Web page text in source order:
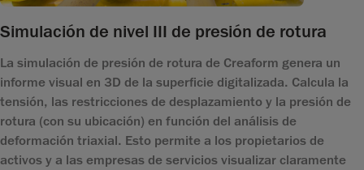
Simulación de nivel III de presión de rotura
La simulación de presión de rotura de Creaform genera un
informe visual en 3D de la superficie digitalizada. Calcula la
tensión, las restricciones de desplazamiento y la presión de
rotura (con su ubicación) en función del análisis de
deformación triaxial. Esto permite a los propietarios de
activos y a las empresas de servicios visualizar claramente